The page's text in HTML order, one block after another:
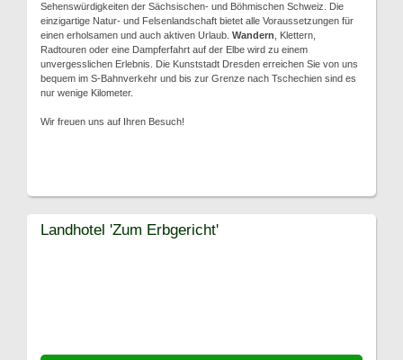
Sehenswürdigkeiten der Sächsischen- und Böhmischen Schweiz. Die
einzigartige Natur- und Felsenlandschaft bietet alle Voraussetzungen für
einen erholsamen und auch aktiven Urlaub. Wandern , Klettern,
Radtouren oder eine Dampferfahrt auf der Elbe wird zu einem
unvergesslichen Erlebnis. Die Kunststadt Dresden erreichen Sie von uns
bequem im S-Bahnverkehr und bis zur Grenze nach Tschechien sind es
nur wenige Kilometer.
Wir freuen uns auf Ihren Besuch!
Landhotel 'Zum Erbgericht'